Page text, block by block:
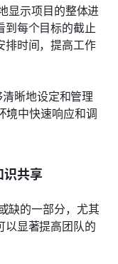
显示项目的整体进
到每个目标的截止
排时间，提高工作
晰地设定和管理
境中快速响应和调
识共享
缺的一部分，尤其
以显著提高团队的